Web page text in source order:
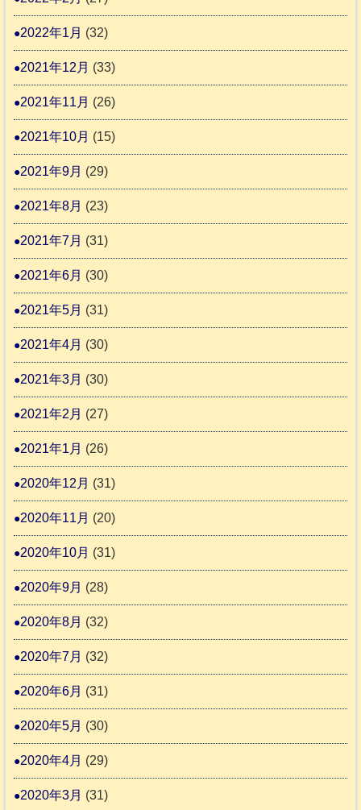
2022年1月 (32)
2021年12月 (33)
2021年11月 (26)
2021年10月 (15)
2021年9月 (29)
2021年8月 (23)
2021年7月 (31)
2021年6月 (30)
2021年5月 (31)
2021年4月 (30)
2021年3月 (30)
2021年2月 (27)
2021年1月 (26)
2020年12月 (31)
2020年11月 (20)
2020年10月 (31)
2020年9月 (28)
2020年8月 (32)
2020年7月 (32)
2020年6月 (31)
2020年5月 (30)
2020年4月 (29)
2020年3月 (31)